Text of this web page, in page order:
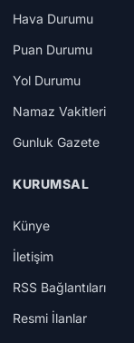
Hava Durumu
Puan Durumu
Yol Durumu
Namaz Vakitleri
Gunluk Gazete
KURUMSAL
Künye
İletişim
RSS Bağlantıları
Resmi İlanlar